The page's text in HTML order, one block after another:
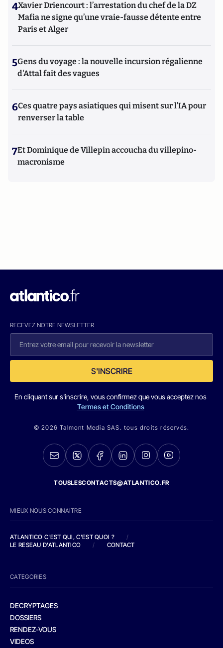
4Xavier Driencourt : l’arrestation du chef de la DZ
Mafia ne signe qu’une vraie-fausse détente entre
Paris et Alger
5Gens du voyage : la nouvelle incursion régalienne
d'Attal fait des vagues
6Ces quatre pays asiatiques qui misent sur l’IA pour
renverser la table
7Et Dominique de Villepin accoucha du villepino-
macronisme
RECEVEZ NOTRE NEWSLETTER
S'INSCRIRE
En cliquant sur s'inscrire, vous confirmez que vous acceptez nos
Termes et Conditions
© 2026 Talmont Media SAS. tous droits réservés.
TOUSLESCONTACTS@ATLANTICO.FR
MIEUX NOUS CONNAITRE
ATLANTICO C'EST QUI, C'EST QUOI ?
/
LE RESEAU D'ATLANTICO
/ CONTACT
CATEGORIES
DECRYPTAGES
DOSSIERS
RENDEZ-VOUS
VIDEOS